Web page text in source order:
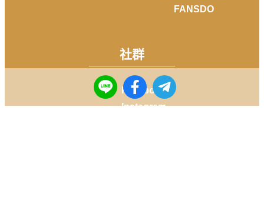
FANSDO
社群
Facebook
Instagram